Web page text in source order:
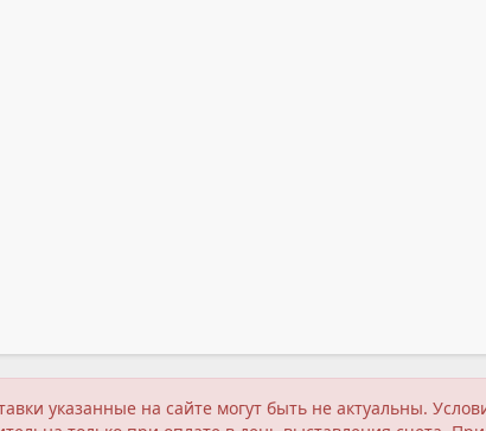
указанные на сайте могут быть не актуальны.